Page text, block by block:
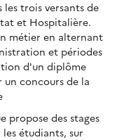
trois versants de
et Hospitalière.
métier en alternant
et périodes
d'un diplôme
un concours de la
propose des stages
étudiants, sur